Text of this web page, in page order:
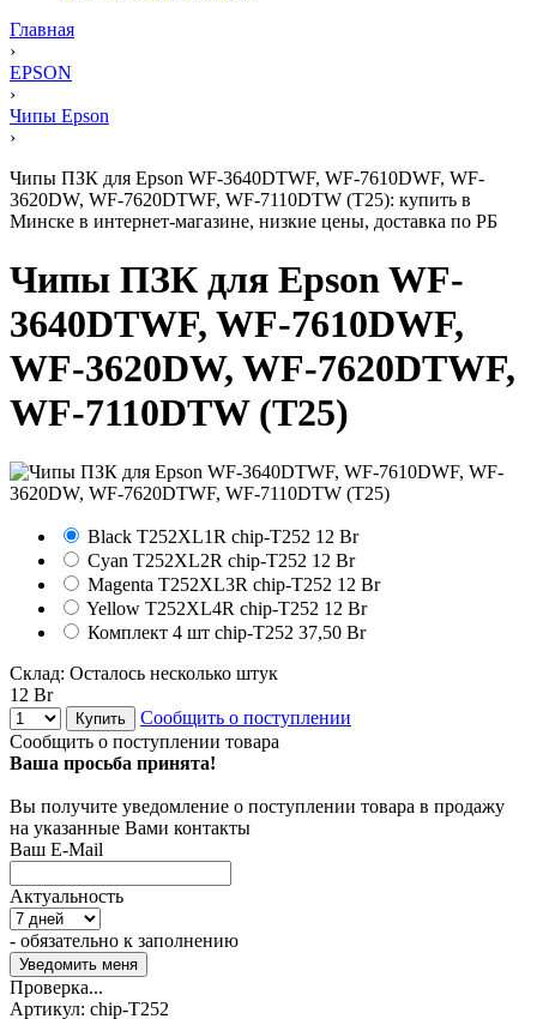
Главная
›
EPSON
›
Чипы Epson
›
Чипы ПЗК для Epson WF-3640DTWF, WF-7610DWF, WF-
3620DW, WF-7620DTWF, WF-7110DTW (T25): купить в
Минске в интернет-магазине, низкие цены, доставка по РБ
Чипы ПЗК для Epson WF-
3640DTWF, WF-7610DWF,
WF-3620DW, WF-7620DTWF,
WF-7110DTW (T25)
Black T252XL1R chip-T252 12 Br
Cyan T252XL2R chip-T252 12 Br
Magenta T252XL3R chip-T252 12 Br
Yellow T252XL4R chip-T252 12 Br
Комплект 4 шт chip-T252 37,50 Br
Склад: Осталось несколько штук
12 Br
Купить
Сообщить о поступлении
Сообщить о поступлении товара
Ваша просьба принята!
Вы получите уведомление о поступлении товара в продажу
на указанные Вами контакты
Ваш E-Mail
Актуальность
- обязательно к заполнению
Проверка...
Артикул: chip-T252